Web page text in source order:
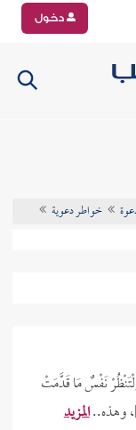
دخول
خواطـر دعوية
وَلْتَنْظُرْ نَفْسٌ مَا قَدَّمَتْ
المزيد